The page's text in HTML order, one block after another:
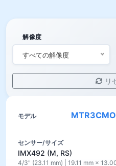
解像度
すべての解像度
リ
IMX492 (M, RS)
4/3" (23.11 mm) | 19.11 mm ×